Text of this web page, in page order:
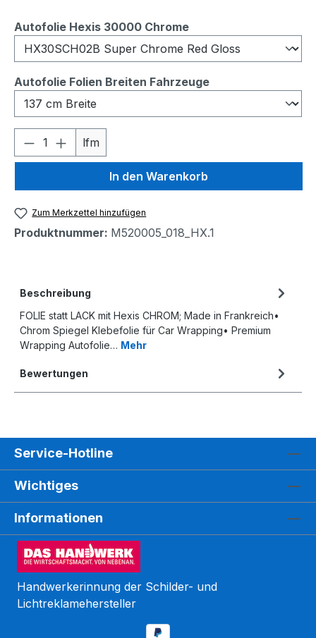
Autofolie Hexis 30000 Chromeauswählen
Autofolie Folien Breiten Fahrzeugeauswählen
Produkt Anzahl: Gib den
lfm
In den Warenkorb
Zum Merkzettel hinzufügen
Produktnummer: M520005_018_HX.1
Beschreibung
FOLIE statt LACK mit Hexis CHROM; Made in Frankreich•
Chrom Spiegel Klebefolie für Car Wrapping• Premium
Wrapping Autofolie… Mehr
Bewertungen
Service-Hotline
Wichtiges
Informationen
Handwerkerinnung der Schilder- und
Lichtreklamehersteller